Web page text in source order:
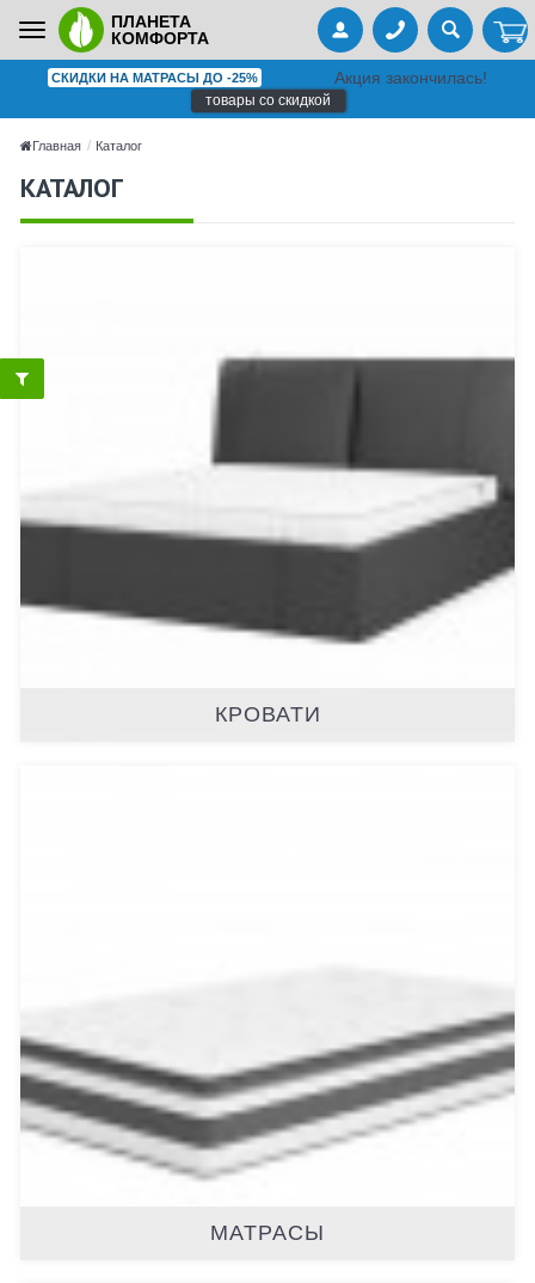
Toggle
navigation
ПЛАНЕТА
КОМФОРТА
СКИДКИ НА МАТРАСЫ ДО -25% Акция закончилась!
товары со скидкой
Главная Каталог
КАТАЛОГ
КРОВАТИ
МАТРАСЫ